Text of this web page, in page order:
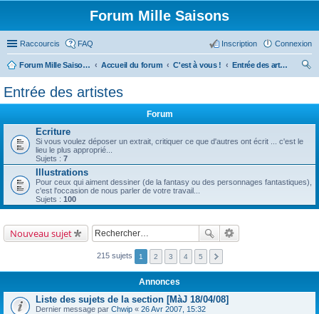
Forum Mille Saisons
Raccourcis FAQ Connexion
Inscription
Forum Mille Saisons Accueil du forum C'est à vous !
Entrée des artistes
Entrée des artistes
Forum
Ecriture
Si vous voulez déposer un extrait, critiquer ce que d'autres ont écrit ... c'est le
lieu le plus approprié...
Sujets : 7
Illustrations
Pour ceux qui aiment dessiner (de la fantasy ou des personnages fantastiques),
c'est l'occasion de nous parler de votre travail...
Sujets : 100
Nouveau sujet
215 sujets 1 2 3 4 5
Annonces
Liste des sujets de la section [MàJ 18/04/08]
Dernier message par Chwip « 26 Avr 2007, 15:32